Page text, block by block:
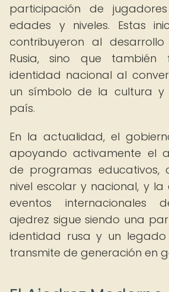
participación de
edades y niveles. Estas
contribuyeron al
Rusia, sino que también
identidad nacional al
un símbolo de la cultura y
país.
En la actualidad, el
apoyando activamente el
de programas educativos,
nivel escolar y nacional, y
eventos internacionales
ajedrez sigue siendo una
identidad rusa y un
transmite de generación en